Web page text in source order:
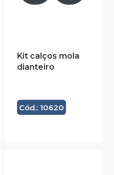
Kit calços mola
dianteiro
Cód.: 10620